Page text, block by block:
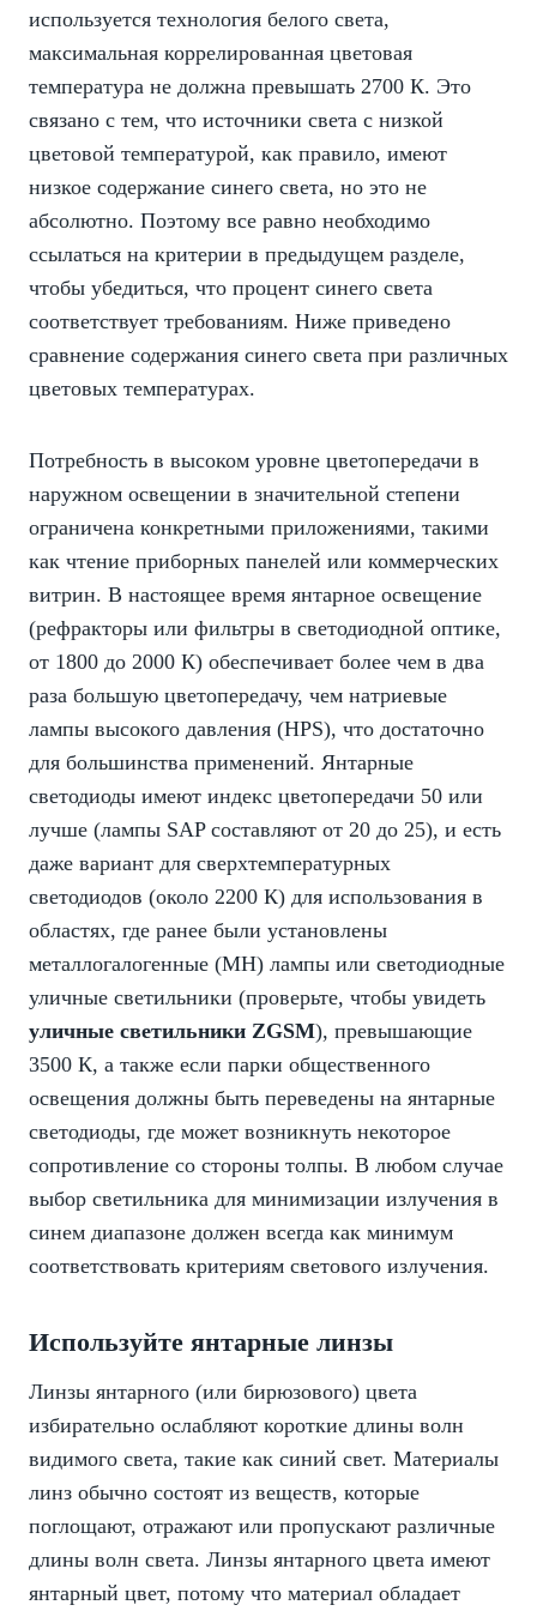
используется технология белого света,
максимальная коррелированная цветовая
температура не должна превышать 2700 К. Это
связано с тем, что источники света с низкой
цветовой температурой, как правило, имеют
низкое содержание синего света, но это не
абсолютно. Поэтому все равно необходимо
ссылаться на критерии в предыдущем разделе,
чтобы убедиться, что процент синего света
соответствует требованиям. Ниже приведено
сравнение содержания синего света при различных
цветовых температурах.
Потребность в высоком уровне цветопередачи в
наружном освещении в значительной степени
ограничена конкретными приложениями, такими
как чтение приборных панелей или коммерческих
витрин. В настоящее время янтарное освещение
(рефракторы или фильтры в светодиодной оптике,
от 1800 до 2000 К) обеспечивает более чем в два
раза большую цветопередачу, чем натриевые
лампы высокого давления (HPS), что достаточно
для большинства применений. Янтарные
светодиоды имеют индекс цветопередачи 50 или
лучше (лампы SAP составляют от 20 до 25), и есть
даже вариант для сверхтемпературных
светодиодов (около 2200 К) для использования в
областях, где ранее были установлены
металлогалогенные (MH) лампы или светодиодные
уличные светильники (проверьте, чтобы увидеть
уличные светильники ZGSM), превышающие
3500 К, а также если парки общественного
освещения должны быть переведены на янтарные
светодиоды, где может возникнуть некоторое
сопротивление со стороны толпы. В любом случае
выбор светильника для минимизации излучения в
синем диапазоне должен всегда как минимум
соответствовать критериям светового излучения.
Используйте янтарные линзы
Линзы янтарного (или бирюзового) цвета
избирательно ослабляют короткие длины волн
видимого света, такие как синий свет. Материалы
линз обычно состоят из веществ, которые
поглощают, отражают или пропускают различные
длины волн света. Линзы янтарного цвета имеют
янтарный цвет, потому что материал обладает